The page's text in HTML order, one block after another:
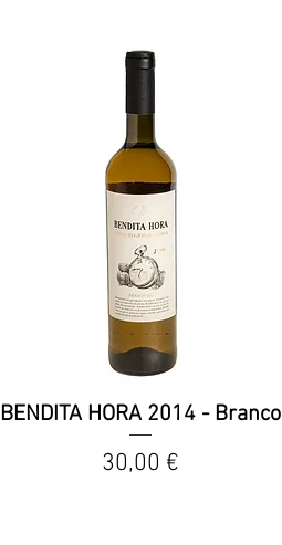
BENDITA HORA 2014 - Branco
Preço
30,00 €